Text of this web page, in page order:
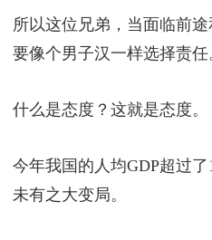
所以这位兄弟，当面临前
要像个男子汉一样选择责任
什么是态度？这就是态度。
今年我国的人均GDP超过
未有之大变局。